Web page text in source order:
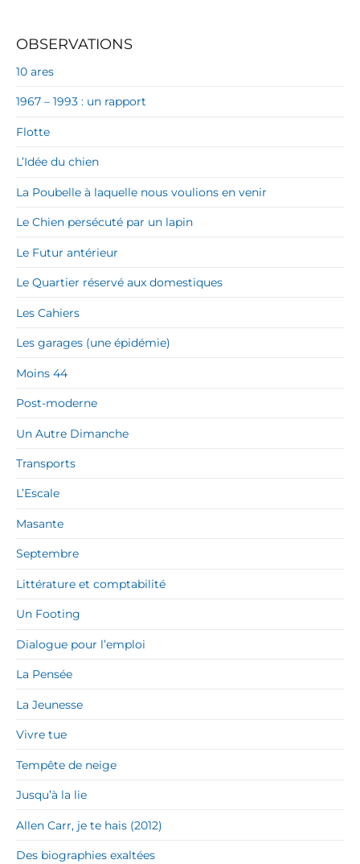
OBSERVATIONS
10 ares
1967 – 1993 : un rapport
Flotte
L’Idée du chien
La Poubelle à laquelle nous voulions en venir
Le Chien persécuté par un lapin
Le Futur antérieur
Le Quartier réservé aux domestiques
Les Cahiers
Les garages (une épidémie)
Moins 44
Post-moderne
Un Autre Dimanche
Transports
L’Escale
Masante
Septembre
Littérature et comptabilité
Un Footing
Dialogue pour l’emploi
La Pensée
La Jeunesse
Vivre tue
Tempête de neige
Jusqu’à la lie
Allen Carr, je te hais (2012)
Des biographies exaltées